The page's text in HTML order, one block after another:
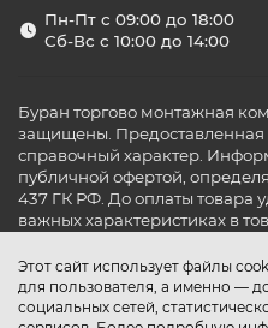
Этот сайт использует файлы
для пользователя, а именно —
социальных сетей,
Пн-Пт с 09:00 до 18:00
Сб-Вс с 10:00 до 14:00
Буран торгово монтажная
защищены. Предоставленная
справочный характер.
публичной офертой,
437 ГК РФ. До оплаты товара
важных характеристиках в